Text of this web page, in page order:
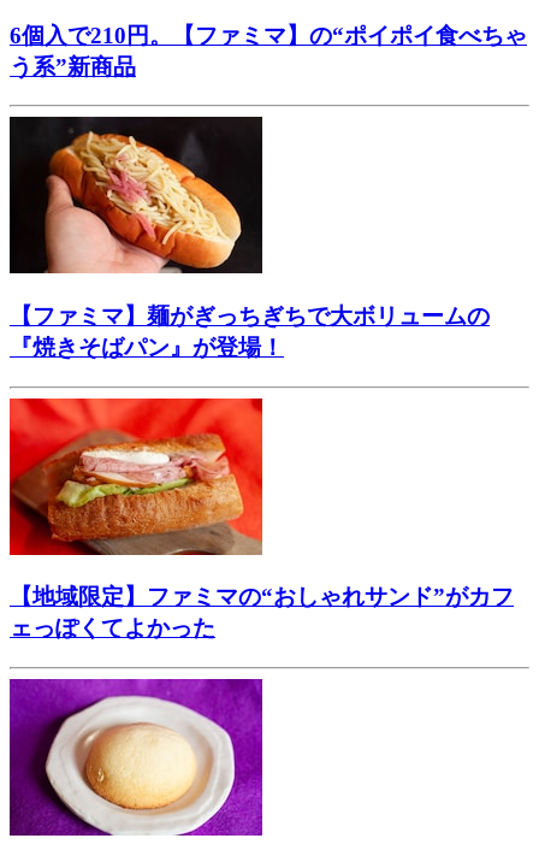
6個入で210円。【ファミマ】の“ポイポイ食べちゃ
う系”新商品
【ファミマ】麺がぎっちぎちで大ボリュームの
『焼きそばパン』が登場！
【地域限定】ファミマの“おしゃれサンド”がカフ
ェっぽくてよかった